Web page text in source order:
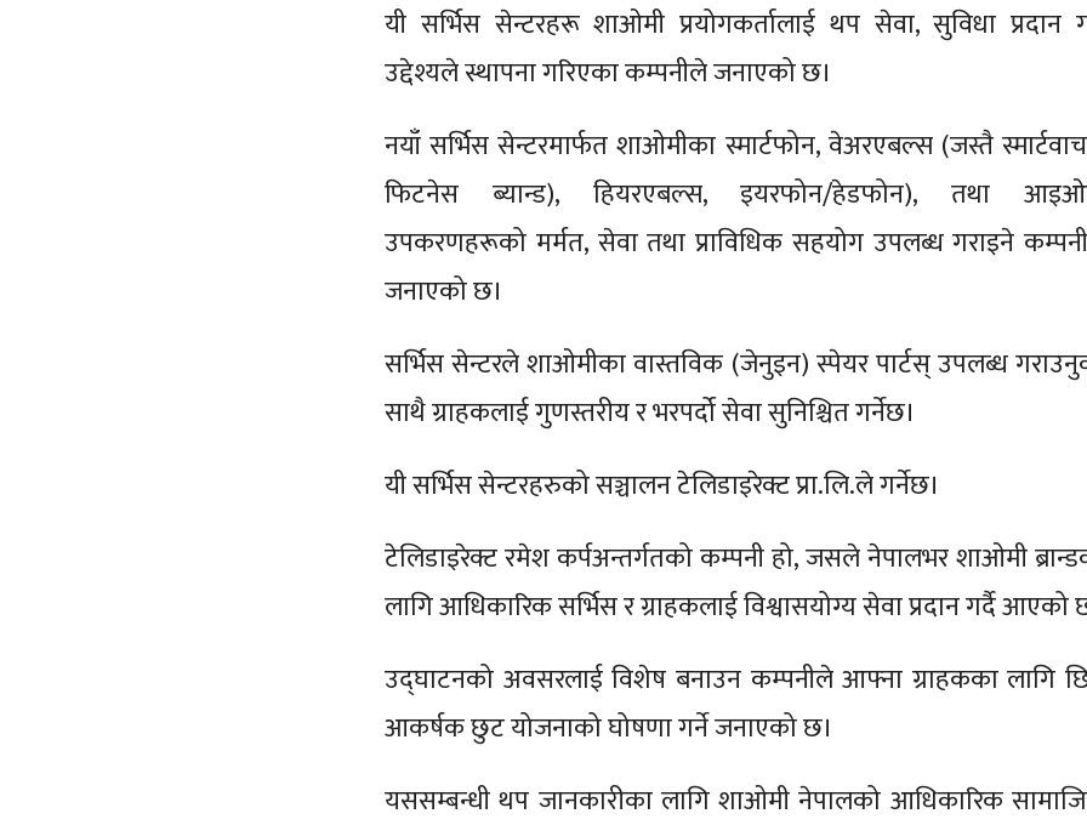
यी सर्भिस सेन्टरहरू शाओमी प्रयोगकर्तालाई थप सेवा, सुविधा प्रदान
उद्देश्यले स्थापना गरिएका कम्पनीले जनाएको छ।
नयाँ सर्भिस सेन्टरमार्फत शाओमीका स्मार्टफोन, वेअरएबल्स (जस्तै
फिटनेस ब्यान्ड), हियरएबल्स, इयरफोन/हेडफोन), तथा
उपकरणहरूको मर्मत, सेवा तथा प्राविधिक सहयोग उपलब्ध गराइने
जनाएको छ।
सर्भिस सेन्टरले शाओमीका वास्तविक (जेनुइन) स्पेयर पार्टस् उपलब्ध
साथै ग्राहकलाई गुणस्तरीय र भरपर्दो सेवा सुनिश्चित गर्नेछ।
यी सर्भिस सेन्टरहरुको सञ्चालन टेलिडाइरेक्ट प्रा.लि.ले गर्नेछ।
टेलिडाइरेक्ट रमेश कर्पअन्तर्गतको कम्पनी हो, जसले नेपालभर शाओमी
लागि आधिकारिक सर्भिस र ग्राहकलाई विश्वासयोग्य सेवा प्रदान गर्दै आएको
उद्घाटनको अवसरलाई विशेष बनाउन कम्पनीले आफ्ना ग्राहकका लागि
आकर्षक छुट योजनाको घोषणा गर्ने जनाएको छ।
यससम्बन्धी थप जानकारीका लागि शाओमी नेपालको आधिकारिक